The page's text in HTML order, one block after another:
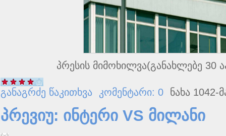
პრესის მიმოხილვა(განახლებე 30
განაგრძე წაკითხვა კომენტარი: 0 ნახა 1042-
პრევიუ: ინტერი VS მილანი